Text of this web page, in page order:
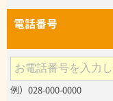
電話番号
例）028-000-0000